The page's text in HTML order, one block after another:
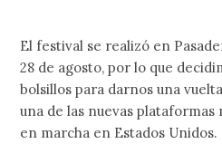
El festival se realizó en
28 de agosto, por lo que
bolsillos para darnos una
una de las nuevas plataformas
en marcha en Estados Unidos.